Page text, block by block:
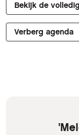
Bekijk de
Verberg agenda